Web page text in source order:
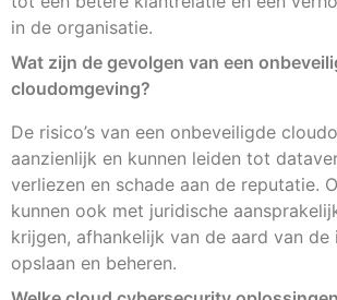
in de organisatie.
Wat zijn de gevolgen van een
cloudomgeving?
De risico’s van een onbeveiligde
aanzienlijk en kunnen leiden tot
verliezen en schade aan de reputatie.
kunnen ook met juridische
krijgen, afhankelijk van de aard van
opslaan en beheren.